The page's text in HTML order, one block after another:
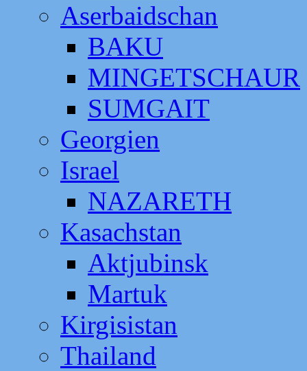
Aserbaidschan
BAKU
MINGETSCHAUR
SUMGAIT
Georgien
Israel
NAZARETH
Kasachstan
Aktjubinsk
Martuk
Kirgisistan
Thailand